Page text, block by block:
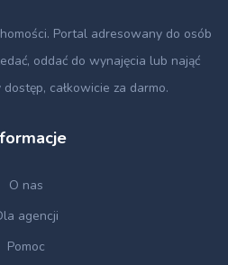
. Portal adresowany do osób
oddać do wynajęcia lub nająć
dostęp, całkowicie za darmo.
O nas
agencji
Pomoc